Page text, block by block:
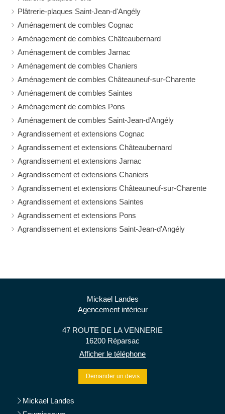
Plâtrerie-plaques Saint-Jean-d'Angély
Aménagement de combles Cognac
Aménagement de combles Châteaubernard
Aménagement de combles Jarnac
Aménagement de combles Chaniers
Aménagement de combles Châteauneuf-sur-Charente
Aménagement de combles Saintes
Aménagement de combles Pons
Aménagement de combles Saint-Jean-d'Angély
Agrandissement et extensions Cognac
Agrandissement et extensions Châteaubernard
Agrandissement et extensions Jarnac
Agrandissement et extensions Chaniers
Agrandissement et extensions Châteauneuf-sur-Charente
Agrandissement et extensions Saintes
Agrandissement et extensions Pons
Agrandissement et extensions Saint-Jean-d'Angély
Mickael Landes
Agencement intérieur
47 ROUTE DE LA VENNERIE
16200 Réparsac
Afficher le téléphone
Demander un devis
Mickael Landes